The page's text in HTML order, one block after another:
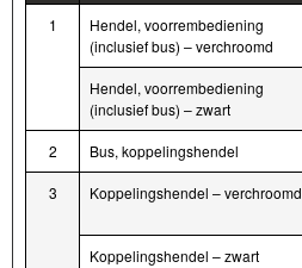
1
Hendel, voorrembediening
(inclusief bus) – verchroomd
Hendel, voorrembediening
(inclusief bus) – zwart
2 Bus, koppelingshendel
3 Koppelingshendel – verchroomd
Koppelingshendel – zwart